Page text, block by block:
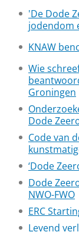
'De Dode
jodendom
KNAW
Wie
Groningen
Dode
Code van
‘Dode
Dode
NWO-FWO
ERC
Levend